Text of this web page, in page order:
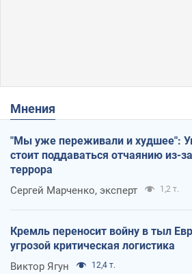
Мнения
"Мы уже переживали и худшее":
стоит поддаваться отчаянию из-
террора
Сергей Марченко, эксперт 1,2 т.
Кремль переносит войну в тыл
угрозой критическая логистика
Виктор Ягун 12,4 т.